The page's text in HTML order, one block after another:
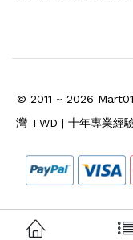
© 2011 ~ 2026
灣 TWD | 十年專業經